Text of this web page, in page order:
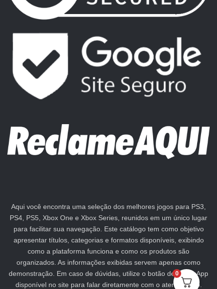
Aqui você encontra uma seleção dos melhores jogos para PS3,
PS4, PS5, Xbox One e Xbox Series, reunidos em um único lugar
para facilitar sua navegação. Este catálogo tem como objetivo
apresentar títulos, categorias e formatos disponíveis, exibindo
como a plataforma funciona e como os produtos são
organizados. As informações exibidas servem apenas como
demonstração. Em caso de dúvidas, utilize o botão de WhatsApp
disponível no site para falar diretamente com o atendimento.
0